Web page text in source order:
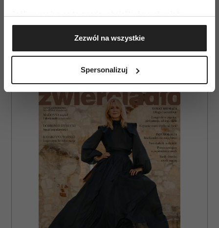
Gromadzić dane dotyczące Twojej lokalizacji
geograficznej z dokładnością nawet do kilku metrów
Identyfikować Twoje urządzenie, aktywnie
(fingerprinting, czyli wirtualny odcisk palca)
dane są przetwarzane oraz ustaw własne preferencje w
sekcji szczegółów
. W Deklaracji plików cookie możesz
zmienić lub wycofać swoją zgodę w dowolnej chwili.
Wykorzystujemy pliki cookie do spersonalizowania treści
i reklam, aby oferować funkcje społecznościowe i
analizować ruch w naszej witrynie. Informacje o tym, jak
korzystasz z naszej witryny, udostępniamy partnerom
społecznościowym, reklamowym i analitycznym.
Partnerzy mogą połączyć te informacje z innymi danymi
otrzymanymi od Ciebie lub uzyskanymi podczas
Zezwól na wszystkie
Spersonalizuj